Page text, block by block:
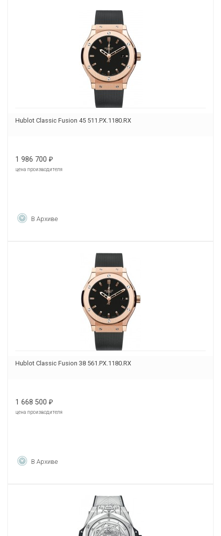
Hublot Classic Fusion 45 511.PX.1180.RX
1 986 700 ₽
цена производителя
В Архиве
Hublot Classic Fusion 38 561.PX.1180.RX
1 668 500 ₽
цена производителя
В Архиве